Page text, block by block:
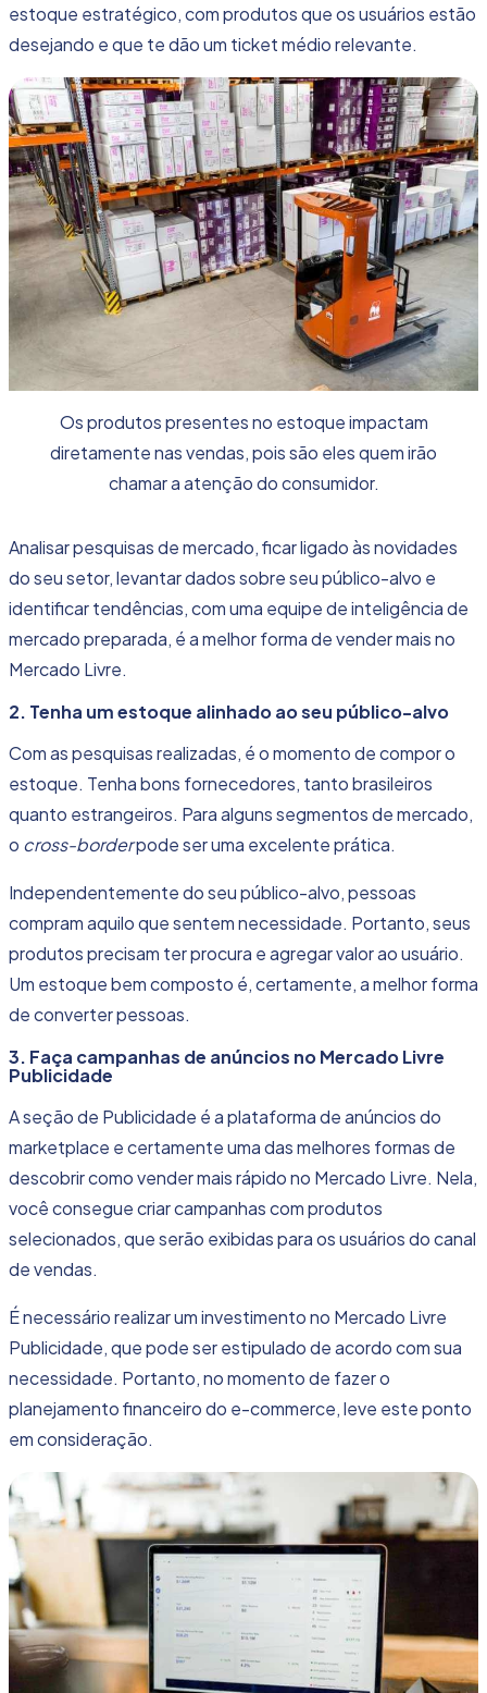
estoque estratégico, com produtos que os usuários estão
desejando e que te dão um ticket médio relevante.
Os produtos presentes no estoque impactam
diretamente nas vendas, pois são eles quem irão
chamar a atenção do consumidor.
Analisar pesquisas de mercado, ficar ligado às novidades
do seu setor, levantar dados sobre seu público-alvo e
identificar tendências, com uma equipe de inteligência de
mercado preparada, é a melhor forma de vender mais no
Mercado Livre.
2. Tenha um estoque alinhado ao seu público-alvo
Com as pesquisas realizadas, é omomento de compor o
estoque. Tenha bons fornecedores, tanto brasileiros
quanto estrangeiros. Para alguns segmentos de mercado,
o cross-borderpode ser uma excelente prática.
Independentemente do seu público-alvo, pessoas
compram aquilo que sentem necessidade. Portanto, seus
produtos precisam ter procura e agregar valor ao usuário.
Um estoque bem composto é, certamente, a melhor forma
de converter pessoas.
3. Faça campanhas de anúncios no Mercado Livre
Publicidade
A seção de Publicidade é a plataforma de anúncios do
marketplace e certamente uma das melhores formas de
descobrir como vender mais rápido no Mercado Livre. Nela,
você consegue criar campanhas com produtos
selecionados, que serão exibidas para os usuários do canal
de vendas.
É necessário realizar um investimento no Mercado Livre
Publicidade, que pode ser estipulado de acordo com sua
necessidade. Portanto, no momento de fazer o
planejamento financeiro do e-commerce, leve este ponto
em consideração.